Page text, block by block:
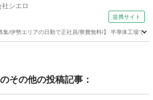
社シエロ
提携サイト
集/伊勢エリアの日勤で正社員/寮費無料/】 半導体工場で
その他の投稿記事：